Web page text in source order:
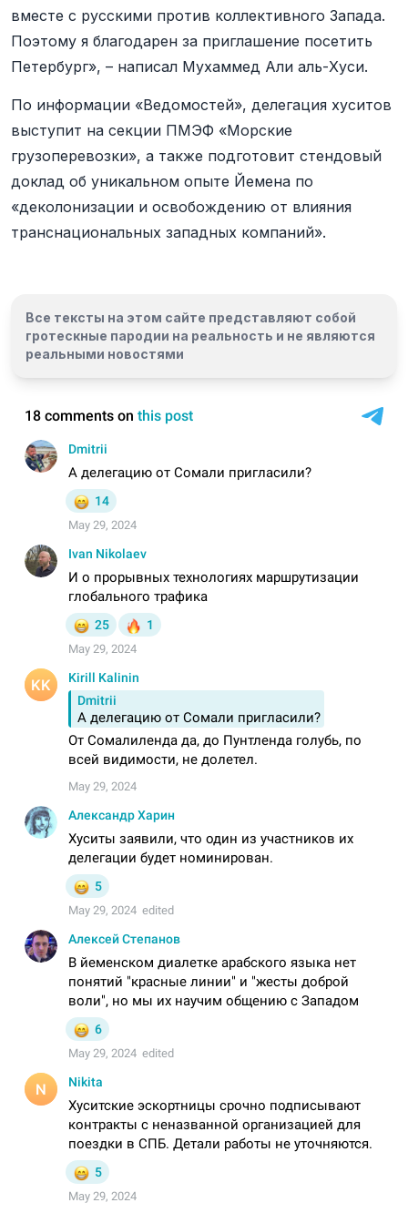
вместе с русскими против коллективного Запада.
Поэтому я благодарен за приглашение посетить
Петербург», – написал Мухаммед Али аль-Хуси.
По информации «Ведомостей», делегация хуситов
выступит на секции ПМЭФ «Морские
грузоперевозки», а также подготовит стендовый
доклад об уникальном опыте Йемена по
«деколонизации и освобождению от влияния
транснациональных западных компаний».
Все тексты на этом сайте представляют собой
гротескные пародии на реальность и не являются
реальными новостями